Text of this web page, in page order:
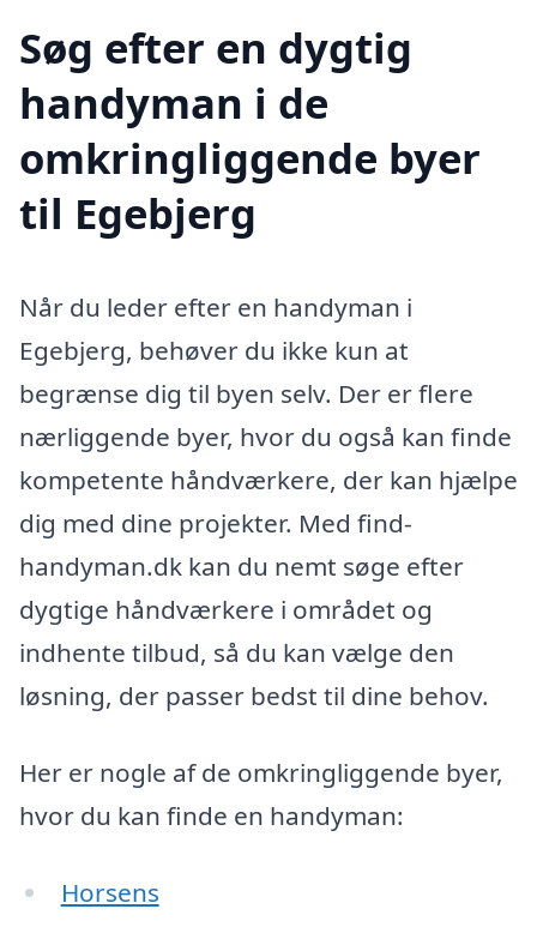
Søg efter en dygtig
handyman i de
omkringliggende byer
til Egebjerg
Når du leder efter en handyman i
Egebjerg, behøver du ikke kun at
begrænse dig til byen selv. Der er flere
nærliggende byer, hvor du også kan finde
kompetente håndværkere, der kan hjælpe
dig med dine projekter. Med find-
handyman.dk kan du nemt søge efter
dygtige håndværkere i området og
indhente tilbud, så du kan vælge den
løsning, der passer bedst til dine behov.
Her er nogle af de omkringliggende byer,
hvor du kan finde en handyman:
Horsens